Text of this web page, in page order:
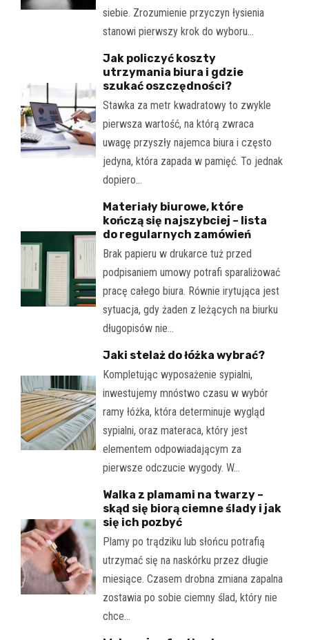
siebie. Zrozumienie przyczyn łysienia
stanowi pierwszy krok do wyboru…
Jak policzyć koszty
utrzymania biura i gdzie
szukać oszczędności?
Stawka za metr kwadratowy to zwykle
pierwsza wartość, na którą zwraca
uwagę przyszły najemca biura i często
jedyna, która zapada w pamięć. To jednak
dopiero…
Materiały biurowe, które
kończą się najszybciej – lista
do regularnych zamówień
Brak papieru w drukarce tuż przed
podpisaniem umowy potrafi sparaliżować
pracę całego biura. Równie irytująca jest
sytuacja, gdy żaden z leżących na biurku
długopisów nie…
Jaki stelaż do łóżka wybrać?
Kompletując wyposażenie sypialni,
inwestujemy mnóstwo czasu w wybór
ramy łóżka, która determinuje wygląd
sypialni, oraz materaca, który jest
elementem odpowiadającym za
pierwsze odczucie wygody. W…
Walka z plamami na twarzy –
skąd się biorą ciemne ślady i jak
się ich pozbyć
Plamy po trądziku lub słońcu potrafią
utrzymać się na naskórku przez długie
miesiące. Czasem drobna zmiana zapalna
zostawia po sobie ciemny ślad, który nie
chce…